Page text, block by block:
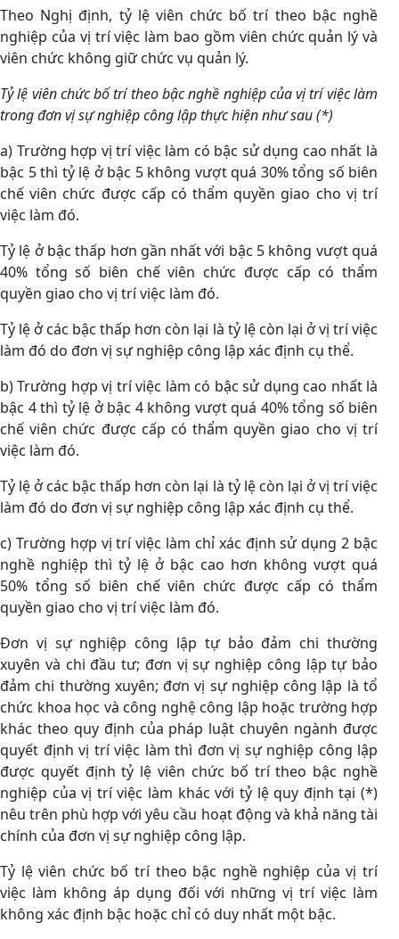
Theo Nghị định, tỷ lệ viên chức bố trí theo bậc nghề
nghiệp của vị trí việc làm bao gồm viên chức quản lý và
viên chức không giữ chức vụ quản lý.
Tỷ lệ viên chức bố trí theo bậc nghề nghiệp của vị trí việc làm
trong đơn vị sự nghiệp công lập thực hiện như sau (*)
a) Trường hợp vị trí việc làm có bậc sử dụng cao nhất là
bậc 5 thì tỷ lệ ở bậc 5 không vượt quá 30% tổng số biên
chế viên chức được cấp có thẩm quyền giao cho vị trí
việc làm đó.
Tỷ lệ ở bậc thấp hơn gần nhất với bậc 5 không vượt quá
40% tổng số biên chế viên chức được cấp có thẩm
quyền giao cho vị trí việc làm đó.
Tỷ lệ ở các bậc thấp hơn còn lại là tỷ lệ còn lại ở vị trí việc
làm đó do đơn vị sự nghiệp công lập xác định cụ thể.
b) Trường hợp vị trí việc làm có bậc sử dụng cao nhất là
bậc 4 thì tỷ lệ ở bậc 4 không vượt quá 40% tổng số biên
chế viên chức được cấp có thẩm quyền giao cho vị trí
việc làm đó.
Tỷ lệ ở các bậc thấp hơn còn lại là tỷ lệ còn lại ở vị trí việc
làm đó do đơn vị sự nghiệp công lập xác định cụ thể.
c) Trường hợp vị trí việc làm chỉ xác định sử dụng 2 bậc
nghề nghiệp thì tỷ lệ ở bậc cao hơn không vượt quá
50% tổng số biên chế viên chức được cấp có thẩm
quyền giao cho vị trí việc làm đó.
Đơn vị sự nghiệp công lập tự bảo đảm chi thường
xuyên và chi đầu tư; đơn vị sự nghiệp công lập tự bảo
đảm chi thường xuyên; đơn vị sự nghiệp công lập là tổ
chức khoa học và công nghệ công lập hoặc trường hợp
khác theo quy định của pháp luật chuyên ngành được
quyết định vị trí việc làm thì đơn vị sự nghiệp công lập
được quyết định tỷ lệ viên chức bố trí theo bậc nghề
nghiệp của vị trí việc làm khác với tỷ lệ quy định tại (*)
nêu trên phù hợp với yêu cầu hoạt động và khả năng tài
chính của đơn vị sự nghiệp công lập.
Tỷ lệ viên chức bố trí theo bậc nghề nghiệp của vị trí
việc làm không áp dụng đối với những vị trí việc làm
không xác định bậc hoặc chỉ có duy nhất một bậc.